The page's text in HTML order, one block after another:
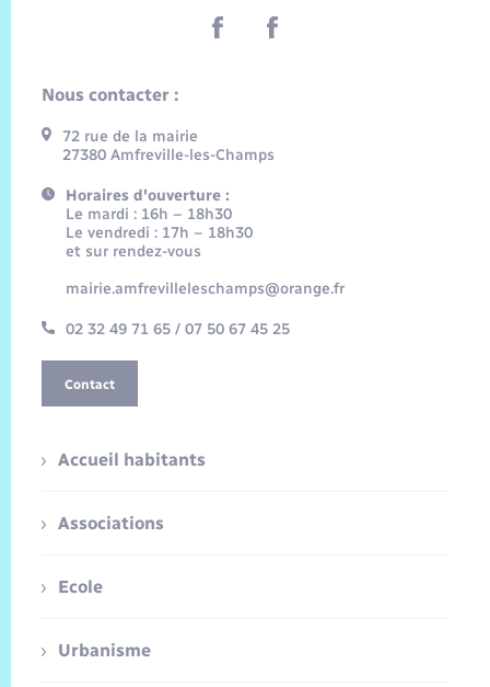
Nous contacter :
72 rue de la mairie
27380 Amfreville-les-Champs
Horaires d'ouverture :
Le mardi : 16h – 18h30
Le vendredi : 17h – 18h30
et sur rendez-vous
mairie.amfrevilleleschamps@orange.fr
02 32 49 71 65 / 07 50 67 45 25
Contact
Accueil habitants
Associations
Ecole
Urbanisme